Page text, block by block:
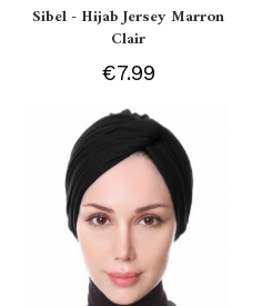
Sibel - Hijab Jersey Marron
Clair
€7.99